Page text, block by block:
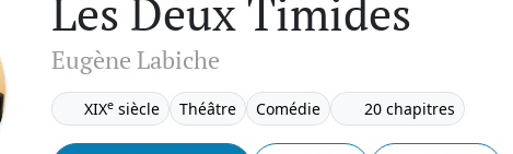
Les Deux Timides
Eugène Labiche
XIXe siècle Théâtre Comédie 20 chapitres